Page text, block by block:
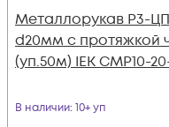
Металлорукав Р3-
d20мм с протяжкой
(уп.50м) IEK CMP10-
В наличии: 10+ уп